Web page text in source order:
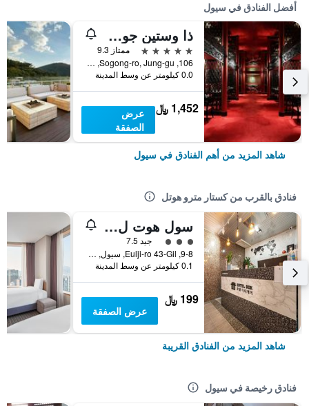
أفضل الفنادق في سيول
ذا وستين جوسون سول
5 نجوم
ممتاز 9.3
106, Sogong-ro, Jung-gu, سيول, كوريا الجنوبية
0.0 كيلومتر عن وسط المدينة
1,452 ﷼
عرض
الصفقة
شاهد المزيد من أهم الفنادق في سيول
فنادق بالقرب من كستار مترو هوتل
سول هوت ل دد كي
تقييم فئة 3جيد 7.5
9-8, Eulji-ro 43-Gil, سيول, كوريا الجنوبية
0.1 كيلومتر عن وسط المدينة
199 ﷼
عرض الصفقة
شاهد المزيد من الفنادق القريبة
فنادق رخيصة في سيول